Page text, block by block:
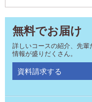
無料でお届け
詳しいコースの紹介、先
情報が盛りだくさん。
資料請求する